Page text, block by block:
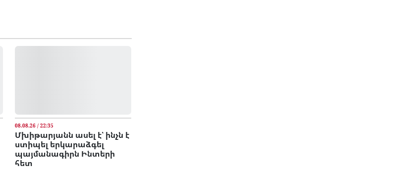
08.08.26 / 22:35
Մխիթարյանն ասել է՝ ինչն է
ստիպել երկարաձգել
պայմանագիրն Ինտերի
հետ